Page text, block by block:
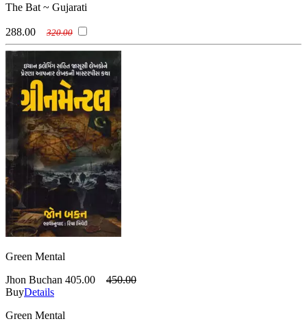
The Bat ~ Gujarati
288.00 320.00
Green Mental
Jhon Buchan 405.00
450.00
BuyDetails
Green Mental